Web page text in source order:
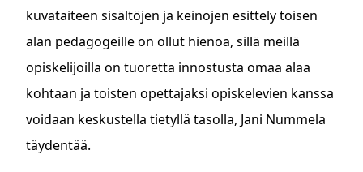
kuvataiteen sisältöjen ja keinojen esittely toisen
alan pedagogeille on ollut hienoa, sillä meillä
opiskelijoilla on tuoretta innostusta omaa alaa
kohtaan ja toisten opettajaksi opiskelevien kanssa
voidaan keskustella tietyllä tasolla, Jani Nummela
täydentää.